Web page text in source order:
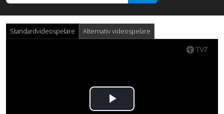
Standardvideospelare Alternativ videospelare
Spela